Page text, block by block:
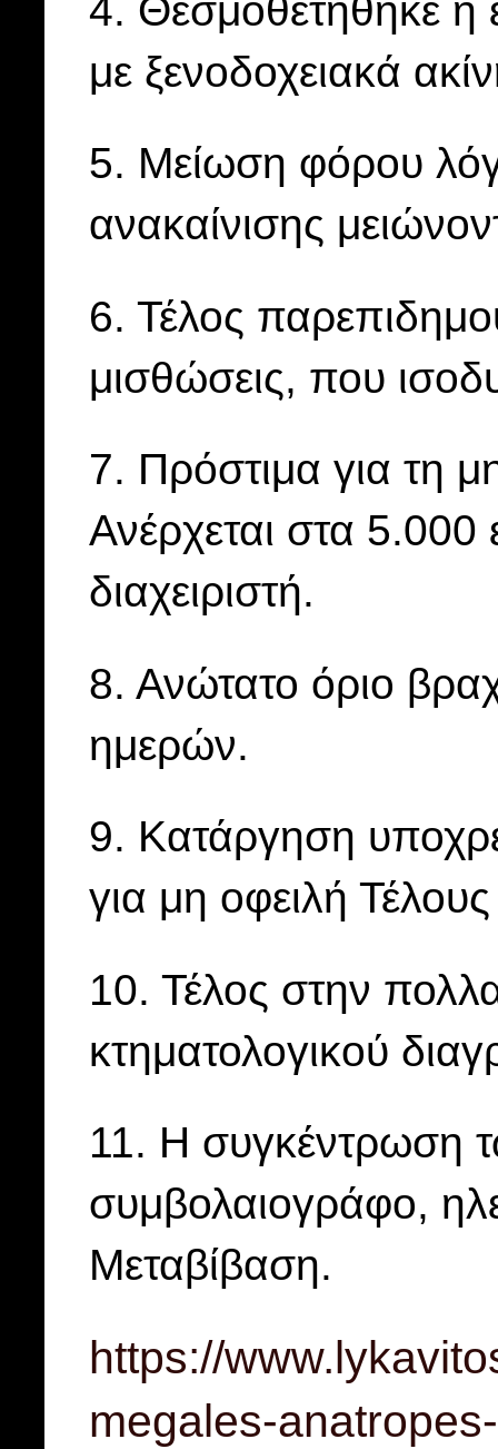
4. Θεσμοθετήθηκε η
με ξενοδοχειακά
5. Μείωση φόρου
ανακαίνισης
6. Τέλος
μισθώσεις, που
7. Πρόστιμα για τη
Ανέρχεται στα 5.000
διαχειριστή.
8. Ανώτατο όριο
ημερών.
9. Κατάργηση
για μη οφειλή
10. Τέλος στην
κτηματολογικού
11. Η συγκέντρωση
συμβολαιογράφο,
Μεταβίβαση.
https://
megales-